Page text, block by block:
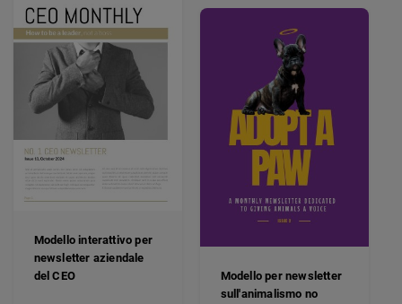
Modello interattivo per
newsletter aziendale
del CEO
Modello per newsletter
sull'animalismo no